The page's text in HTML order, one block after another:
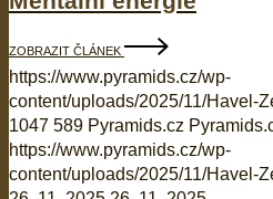
ZOBRAZIT ČLÁNEK
https://www.pyramids.cz/wp-
content/uploads/2025/11/Havel-
1047 589 Pyramids.cz
https://www.pyramids.cz/wp-
content/uploads/2025/11/Havel-